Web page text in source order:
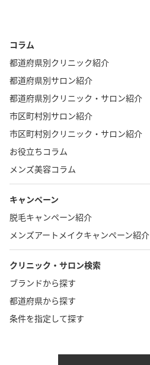
コラム
都道府県別クリニック紹介
都道府県別サロン紹介
都道府県別クリニック・サロン紹介
市区町村別サロン紹介
市区町村別クリニック・サロン紹介
お役立ちコラム
メンズ美容コラム
キャンペーン
脱毛キャンペーン紹介
メンズアートメイクキャンペーン紹介
クリニック・サロン検索
ブランドから探す
都道府県から探す
条件を指定して探す